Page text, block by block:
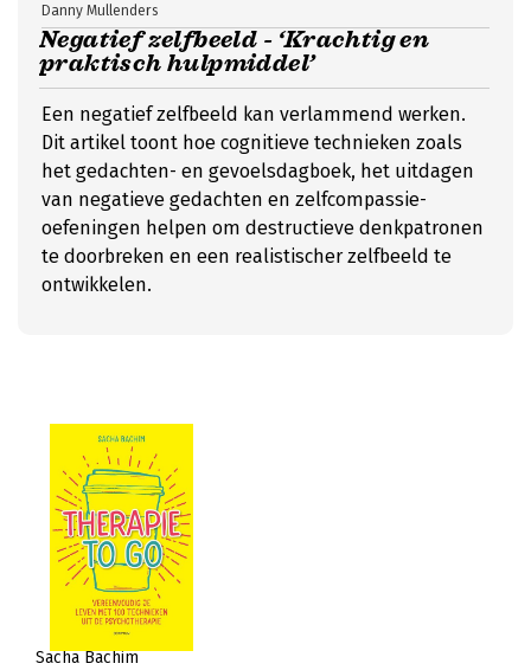
Negatief zelfbeeld - ‘Krachtig en
praktisch hulpmiddel’
Danny Mullenders
Een negatief zelfbeeld kan verlammend werken.
Dit artikel toont hoe cognitieve technieken zoals
het gedachten- en gevoelsdagboek, het uitdagen
van negatieve gedachten en zelfcompassie-
oefeningen helpen om destructieve denkpatronen
te doorbreken en een realistischer zelfbeeld te
ontwikkelen.
Sacha Bachim